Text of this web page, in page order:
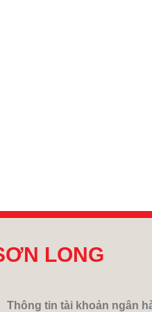
LONG
Thông tin tài khoản ngân